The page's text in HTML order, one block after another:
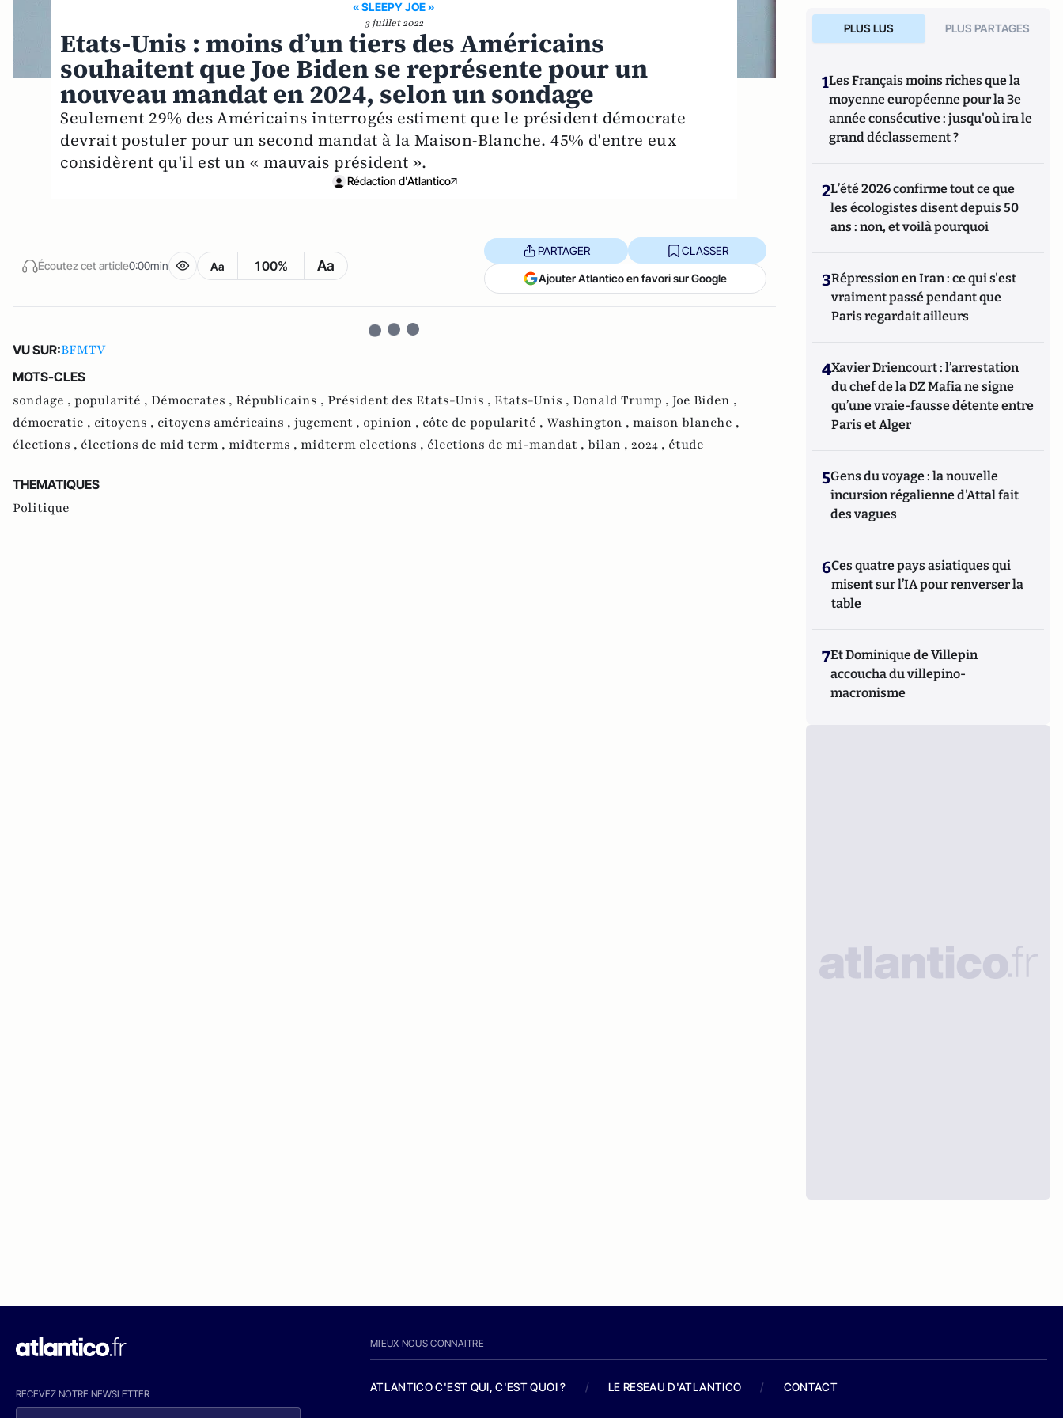
« SLEEPY JOE »
3 juillet 2022
Etats-Unis : moins d’un tiers des Américains
souhaitent que Joe Biden se représente pour un
nouveau mandat en 2024, selon un sondage
Seulement 29% des Américains interrogés estiment que le président démocrate
devrait postuler pour un second mandat à la Maison-Blanche. 45% d'entre eux
considèrent qu'il est un « mauvais président ».
Rédaction d'Atlantico
Écoutez cet article0:00min Aa 100% Aa
PARTAGER CLASSER
Ajouter Atlantico en favori sur Google
VU SUR:BFMTV
MOTS-CLES
sondage , popularité , Démocrates , Républicains , Président des Etats-Unis , Etats-Unis , Donald Trump , Joe Biden ,
démocratie , citoyens , citoyens américains , jugement , opinion , côte de popularité , Washington , maison blanche ,
élections , élections de mid term , midterms , midterm elections , élections de mi-mandat , bilan , 2024 , étude
THEMATIQUES
Politique
PLUS LUS PLUS PARTAGES
1Les Français moins riches que la
moyenne européenne pour la 3e
année consécutive : jusqu'où ira le
grand déclassement ?
2L’été 2026 confirme tout ce que
les écologistes disent depuis 50
ans : non, et voilà pourquoi
3Répression en Iran : ce qui s'est
vraiment passé pendant que
Paris regardait ailleurs
4Xavier Driencourt : l’arrestation
du chef de la DZ Mafia ne signe
qu’une vraie-fausse détente entre
Paris et Alger
5Gens du voyage : la nouvelle
incursion régalienne d'Attal fait
des vagues
6Ces quatre pays asiatiques qui
misent sur l’IA pour renverser la
table
7Et Dominique de Villepin
accoucha du villepino-
macronisme
RECEVEZ NOTRE NEWSLETTER
MIEUX NOUS CONNAITRE
ATLANTICO C'EST QUI, C'EST QUOI ? / LE RESEAU D'ATLANTICO / CONTACT